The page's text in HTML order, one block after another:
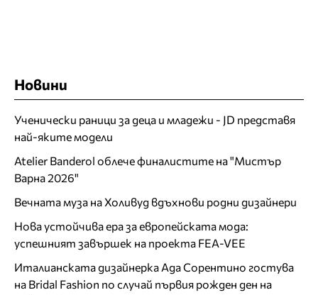
Новини
Ученически раници за деца и младежи - JD представя
най-яките модели
Atelier Banderol облече финалистите на "Мистър
Варна 2026"
Вечната муза на Холивуд вдъхнови родни дизайнери
Нова устойчива ера за европейската мода:
успешният завършек на проекта FEA-VEE
Италианската дизайнерка Ада Сорентино гостува
на Bridal Fashion по случай първия рожден ден на